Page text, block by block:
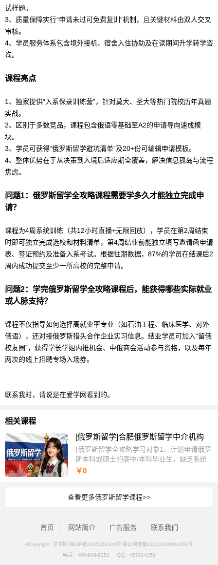
试样题。
3、质量保障实行“申请未过可免费复训”机制，且关键材料由双人交叉
审核。
4、学员服务体系包含境外接机、宿舍入住协助及在读期间升学转学咨
询。
课程亮点
1、独家提供“入系保录训练营”，针对莫大、圣大等热门院校历年真题
实战。
2、区别于多数竞品，课程包含俄语零基础至A2的申请导向速成模
块。
3、学员可获得“俄罗斯留学避坑清单”及20+份可编辑申请模板。
4、整体优势在于从决策到入境后适应期全覆盖，解决信息孤岛与流程
焦虑。
问题1： 俄罗斯留学全攻略课程需要学多久才能独立完成申
请？
课程为4周系统训练（共12小时直播+无限回放），学员在第2周结束
时即可独立完成选校和材料清单，第4周结业前能独立填写邀请函申请
表、签证预约及准备入系考试。根据往期数据，87%的学员在结课后2
周内成功提交至少一所高校的完整申请。
问题2：学完俄罗斯留学全攻略课程后，能获得哪些实际就业
或人脉支持？
课程不仅指导如何选择高就业率专业（如石油工程、临床医学、对外
俄语），还对接俄罗斯猎头合作企业实习信息。结业学员可加入“留俄
校友圈”，获得学长学姐内推机会、中俄商会活动参与资格，以及每年
两次的线上招聘专场入场券。
联系我时，请说是在爱学网看到的。
相关课程
[俄罗斯留学]合肥俄罗斯留学中介机构
{俄罗斯留学全攻略学习对象1、计划申请俄罗
斯本科或硕士的高中/本科毕业生，缺乏系统
申请规划，对院校专业选择迷茫。2、希望了
及入系考试细节的学员，存在信息不对称痛
点。3、在职人员或转专业申请者，需通过俄
罗斯留学提升学历或职业竞争力，适应跨文化
教学法，通过真实学生案例演示从选校到入学
根据学员背景、预算和职业目标自动推荐最优
院校组合。3、提供一对一申请时间轴定制服
￥0
查看更多俄罗斯留学课程>>
首页 网站简介 广告服务 联系我们
©Copyright 爱学网
陕ICP备2025063403号 陕公网安备61011202001069号
电话： 400-909-8252 QQ： 457014259